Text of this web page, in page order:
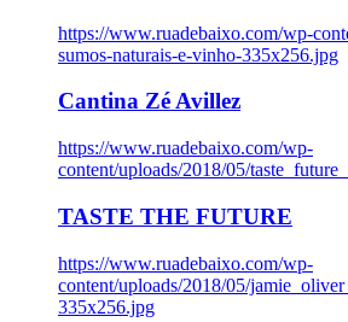
https://www.ruadebaixo.com/wp-
sumos-naturais-e-vinho-335x256.jpg
Cantina Zé Avillez
https://www.ruadebaixo.com/wp-
content/uploads/2018/05/
TASTE THE FUTURE
https://www.ruadebaixo.com/wp-
content/uploads/2018/05/
335x256.jpg